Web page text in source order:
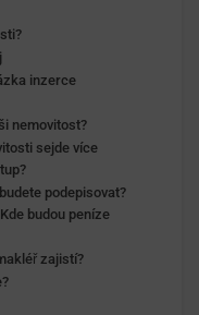
inzerce
nemovitost?
sejde více
podepisovat?
budou peníze
zajistí?